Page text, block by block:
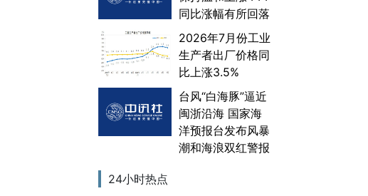
同比涨幅有所回落
2026年7月份工业
生产者出厂价格同
比上涨3.5%
台风“白海豚”逼近
闽浙沿海 国家海
洋预报台发布风暴
潮和海浪双红警报
24小时热点